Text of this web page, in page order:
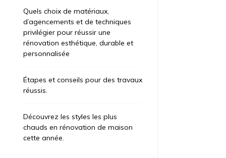
Quels choix de matériaux,
d’agencements et de techniques
privilégier pour réussir une
rénovation esthétique, durable et
personnalisée
Étapes et conseils pour des travaux
réussis.
Découvrez les styles les plus
chauds en rénovation de maison
cette année.